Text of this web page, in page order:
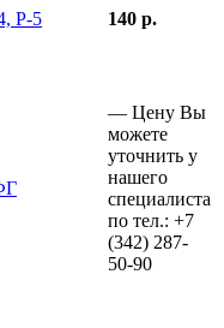
Р-5 140 р.
— Цену Вы
можете
уточнить у
нашего
специалиста
по тел.: +7
(342) 287-
50-90